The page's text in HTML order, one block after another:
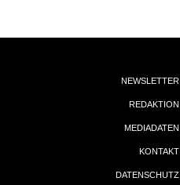
NEWSLETTER
REDAKTION
MEDIADATEN
KONTAKT
DATENSCHUTZ